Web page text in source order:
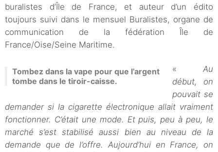
buralistes d’Île de France, et auteur d’un édito
toujours suivi dans le mensuel Buralistes, organe de
communication de la fédération Île de
France/Oise/Seine Maritime.
Tombez dans la vape pour que l’argent
tombe dans le tiroir-caisse.
« Au
début, on
pouvait se
demander si la cigarette électronique allait vraiment
fonctionner. C’était une mode. Et puis, peu à peu, le
marché s’est stabilisé aussi bien au niveau de la
demande que de l’offre. Aujourd’hui en France, on